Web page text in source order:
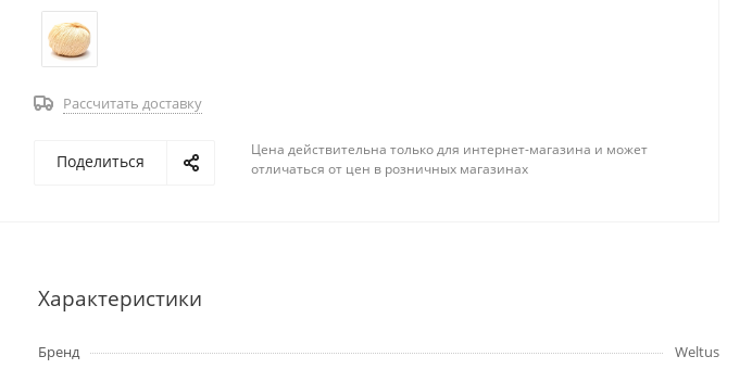
Рассчитать доставку
Поделиться
Цена действительна только для интернет-магазина и может
отличаться от цен в розничных магазинах
Характеристики
Бренд
Weltus